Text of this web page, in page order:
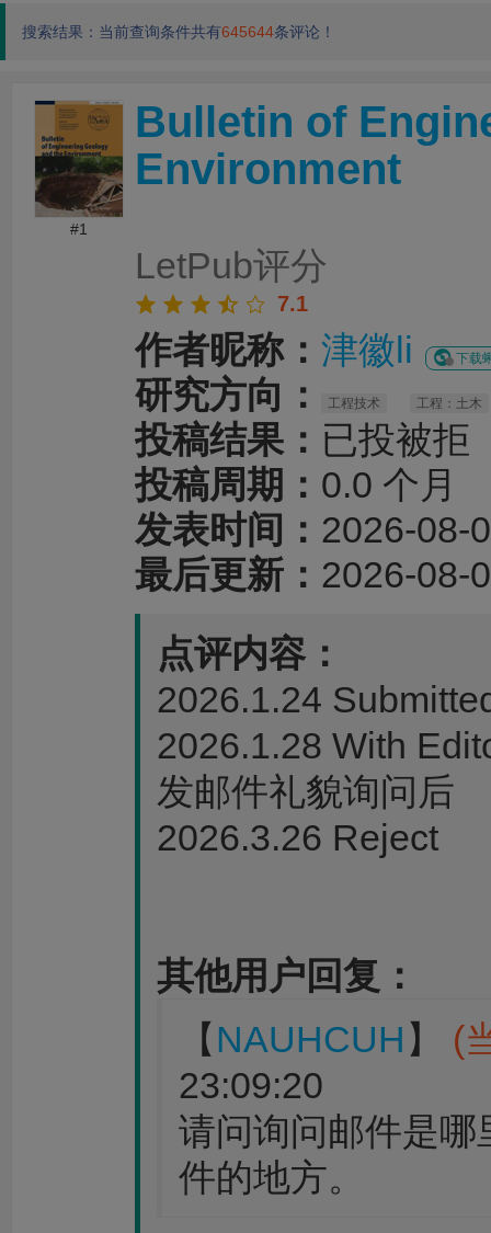
搜索结果：当前查询条件共有645644条评论！
#1
Bulletin of
Environment
LetPub评分
7.1
作者昵称： 津徽li 下载
研究方向： 工程技术 工程：土木
投稿结果： 已投被拒
投稿周期： 0.0 个月
发表时间： 2026-08-
最后更新： 2026-08-
点评内容：
2026.1.24
2026.1.28 With
发邮件礼貌询问后
2026.3.26 Reject
其他用户回复：
【 NAUHCUH 】 (
23:09:20
请问询问邮件是
件的地方。